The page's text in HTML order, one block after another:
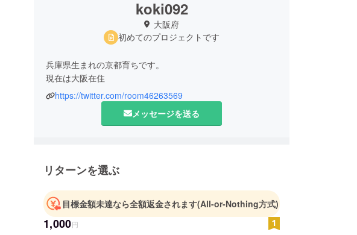
koki092
大阪府
初めてのプロジェクトです
兵庫県生まれの京都育ちです。
現在は大阪在住
一度美容師に憧れ、美容業界で働きましたが会社のネームで
はなく個人のブランディングの凄さなどに圧巻され、
ント(#淡色女子)を運営。
YOUTUBEでは20代の僕らが欲しいもの。シリーズをメイン
にファッション系を発信しております。
https://twitter.com/room46263569
メッセージを送る
リターンを選ぶ
目標金額未達なら全額返金されます(All-or-Nothing方式)
1,000円